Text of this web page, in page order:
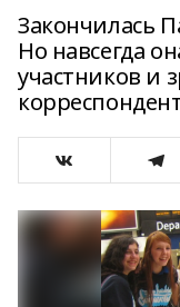
Закончилась
Но навсегда
участников и